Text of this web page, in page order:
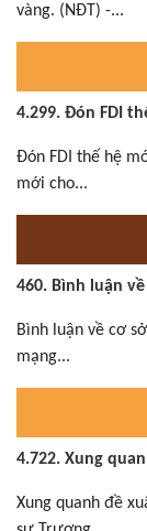
vàng. (NĐT) -...
4.299. Đón FDI
Đón FDI thế hệ
mới cho...
460. Bình luận
Bình luận về cơ
mạng...
4.722. Xung
Xung quanh đề